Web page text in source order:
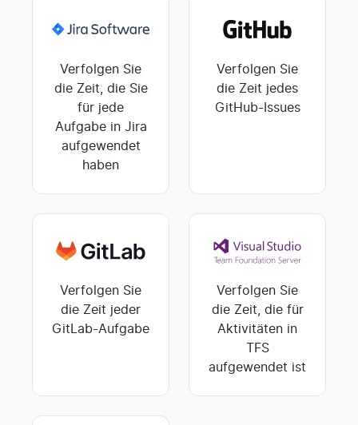
Verfolgen Sie
die Zeit, die Sie
für jede
Aufgabe in Jira
aufgewendet
haben
Verfolgen Sie
die Zeit jedes
GitHub-Issues
Verfolgen Sie
die Zeit jeder
GitLab-Aufgabe
Verfolgen Sie
die Zeit, die für
Aktivitäten in
TFS
aufgewendet ist